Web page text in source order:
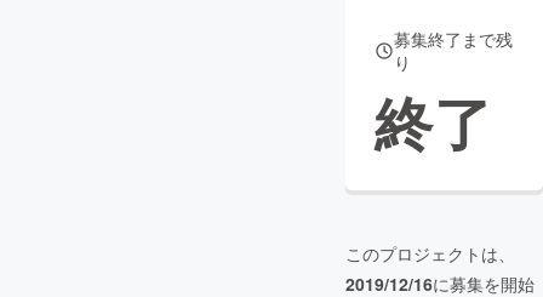
募集終了まで残
り
終了
このプロジェクトは、
2019/12/16に募集を開始